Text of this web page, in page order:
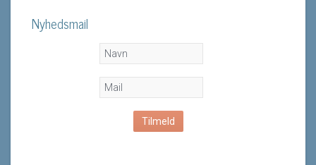
Nyhedsmail